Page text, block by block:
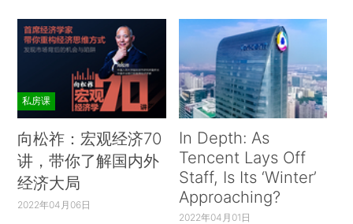
私房课
向松祚：宏观经济70
讲，带你了解国内外
经济大局
2022年04月06日
In Depth: As
Tencent Lays Off
Staff, Is Its ‘Winter’
Approaching?
2022年04月01日